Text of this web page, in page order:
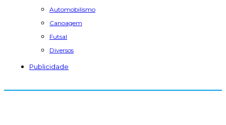
Automobilismo
Canoagem
Futsal
Diversos
Publicidade